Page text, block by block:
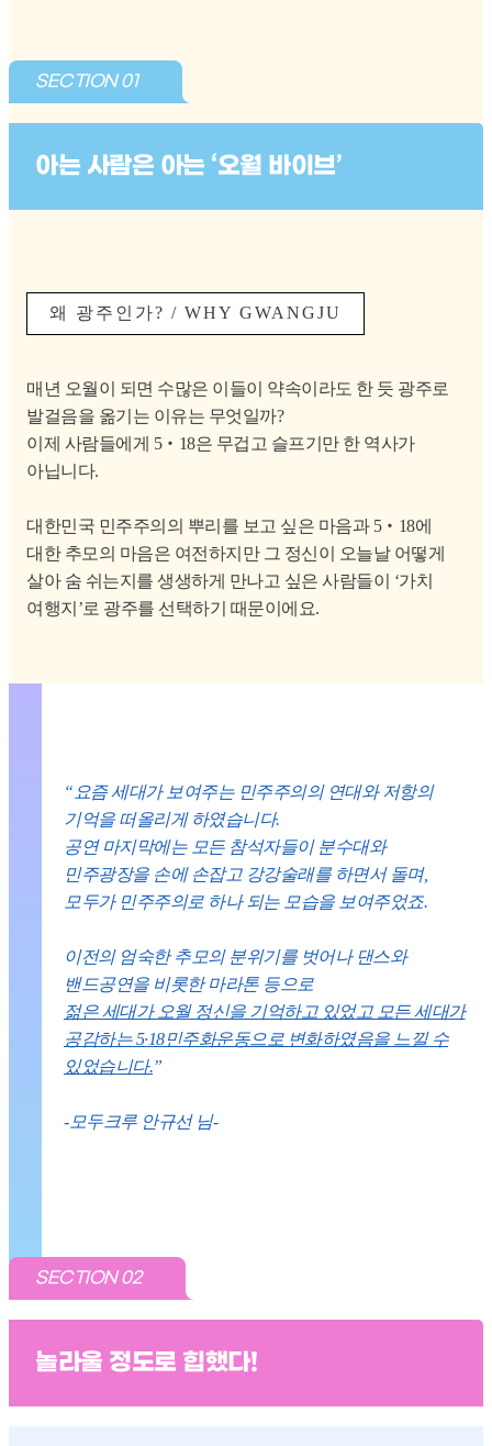
SECTION 01
아는 사람은 아는 ‘오월 바이브’
왜 광주인가? / WHY GWANGJU
매년 오월이 되면 수많은 이들이 약속이라도 한 듯 광주로
발걸음을 옮기는 이유는 무엇일까?
이제 사람들에게 5‧18은 무겁고 슬프기만 한 역사가
아닙니다.
대한민국 민주주의의 뿌리를 보고 싶은 마음과 5‧18에
대한 추모의 마음은 여전하지만 그 정신이 오늘날 어떻게
살아 숨 쉬는지를 생생하게 만나고 싶은 사람들이 ‘가치
여행지’로 광주를 선택하기 때문이에요.
“요즘 세대가 보여주는 민주주의의 연대와 저항의
기억을 떠올리게 하였습니다.
공연 마지막에는 모든 참석자들이 분수대와
민주광장을 손에 손잡고 강강술래를 하면서 돌며,
모두가 민주주의로 하나 되는 모습을 보여주었죠.
이전의 엄숙한 추모의 분위기를 벗어나 댄스와
밴드공연을 비롯한 마라톤 등으로
젊은 세대가 오월 정신을 기억하고 있었고 모든 세대가
공감하는 5·18민주화운동으로 변화하였음을 느낄 수
있었습니다.”
-모두크루 안규선 님-
SECTION 02
놀라울 정도로 힙했다!